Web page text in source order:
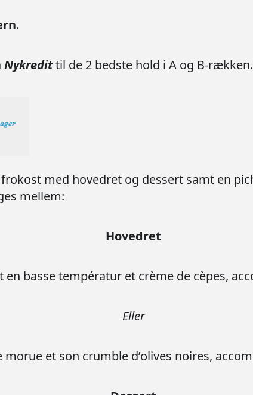
.
Nykredittil de 2 bedste hold i A og B-rækken.
med hovedret og dessert samt en
mellem:
Hovedret
en basse températur et crème de cèpes,
Eller
morue et son crumble d’olives noires,